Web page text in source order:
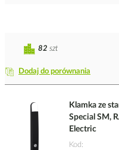
Dodaj do porównania
82 szt
Klamka ze
Special SM,
Electric
Kod